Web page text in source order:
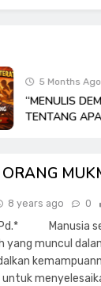
5 Months Ago
“MENULIS
TENTANG
8 years ago 0
Manusia
yang muncul